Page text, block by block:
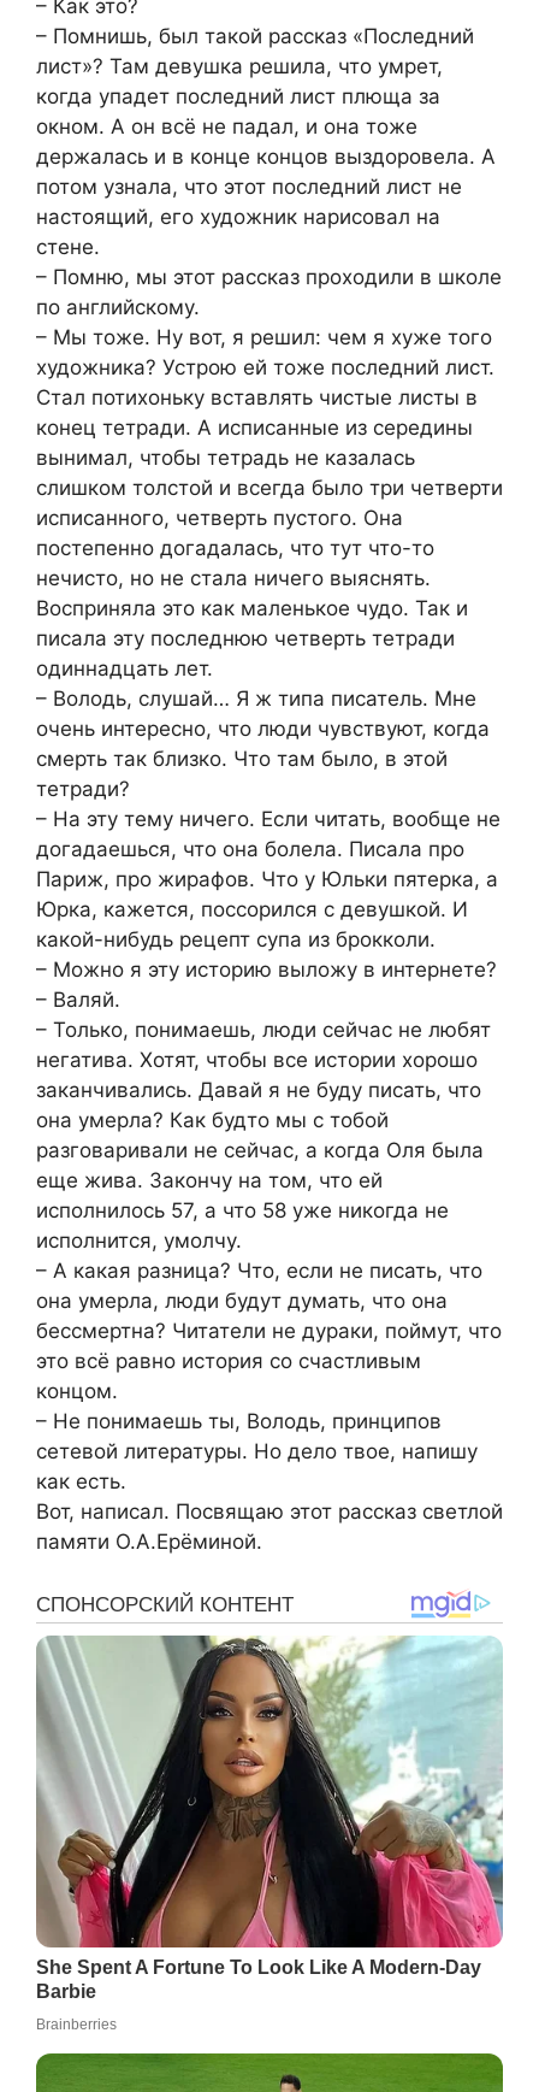
– Как это?
– Помнишь, был такой рассказ «Последний
лист»? Там девушка решила, что умрет,
когда упадет последний лист плюща за
окном. А он всё не падал, и она тоже
держалась и в конце концов выздоровела. А
потом узнала, что этот последний лист не
настоящий, его художник нарисовал на
стене.
– Помню, мы этот рассказ проходили в школе
по английскому.
– Мы тоже. Ну вот, я решил: чем я хуже того
художника? Устрою ей тоже последний лист.
Стал потихоньку вставлять чистые листы в
конец тетради. А исписанные из середины
вынимал, чтобы тетрадь не казалась
слишком толстой и всегда было три четверти
исписанного, четверть пустого. Она
постепенно догадалась, что тут что-то
нечисто, но не стала ничего выяснять.
Восприняла это как маленькое чудо. Так и
писала эту последнюю четверть тетради
одиннадцать лет.
– Володь, слушай… Я ж типа писатель. Мне
очень интересно, что люди чувствуют, когда
смерть так близко. Что там было, в этой
тетради?
– На эту тему ничего. Если читать, вообще не
догадаешься, что она болела. Писала про
Париж, про жирафов. Что у Юльки пятерка, а
Юрка, кажется, поссорился с девушкой. И
какой-нибудь рецепт супа из брокколи.
– Можно я эту историю выложу в интернете?
– Валяй.
– Только, понимаешь, люди сейчас не любят
негатива. Хотят, чтобы все истории хорошо
заканчивались. Давай я не буду писать, что
она умерла? Как будто мы с тобой
разговаривали не сейчас, а когда Оля была
еще жива. Закончу на том, что ей
исполнилось 57, а что 58 уже никогда не
исполнится, умолчу.
– А какая разница? Что, если не писать, что
она умерла, люди будут думать, что она
бессмертна? Читатели не дураки, поймут, что
это всё равно история со счастливым
концом.
– Не понимаешь ты, Володь, принципов
сетевой литературы. Но дело твое, напишу
как есть.
Вот, написал. Посвящаю этот рассказ светлой
памяти О.А.Ерёминой.